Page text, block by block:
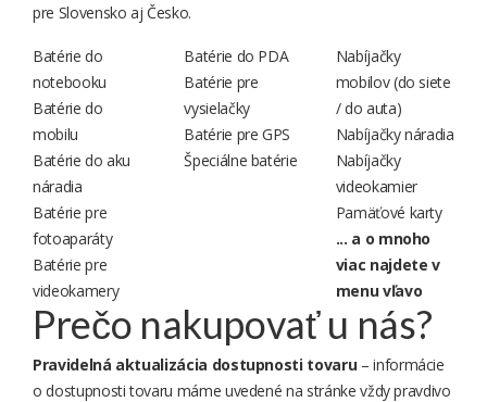
pre Slovensko aj Česko.
Batérie do
notebooku
Batérie do
mobilu
Batérie do aku
náradia
Batérie pre
fotoaparáty
Batérie pre
videokamery
Batérie do PDA
Batérie pre
vysielačky
Batérie pre GPS
Špeciálne batérie
Nabíjačky
mobilov (do siete
/do auta)
Nabíjačky náradia
Nabíjačky
videokamier
Pamäťové karty
... a o mnoho
viac najdete v
menu vľavo
Prečo nakupovať u nás?
Pravidelná aktualizácia dostupnosti tovaru– informácie
o dostupnosti tovaru máme uvedené na stránke vždy pravdivo